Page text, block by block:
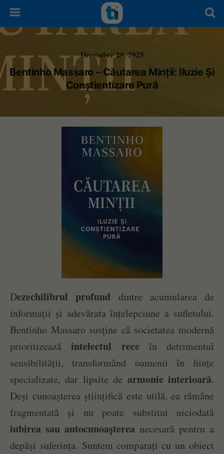
December 20, 2025
Bentinho Massaro – Căutarea Minții: Iluzie Și
Conștientizare Pură
Dezechilibrul profund dintre acumularea de
informații și adevărata înțelepciune a sufletului.
Bentinho Massaro susține că societatea modernă
prioritizeazăintelectul rece în detrimentul
sensibilității, transformând oamenii în ființe
specializate, dar lipsite de armonie interioară.
Deși cunoașterea științifică este utilă, ea rămâne
fragmentată și nu poate substitui niciodată
iubirea sau autocunoașterea necesară pentru a
depăși suferința. Suntem comparați cu un obiect